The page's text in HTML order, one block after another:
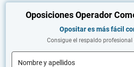
Oposiciones Operador
Opositar es más fácil
Consigue el respaldo profesional
Nombre y apellidos